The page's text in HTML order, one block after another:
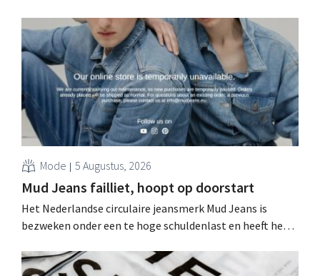
Kors, ondanks sterke resultaten van Jimmy Choo.
Mode 5 Augustus, 2026
Mud Jeans failliet, hoopt op doorstart
Het Nederlandse circulaire jeansmerk Mud Jeans is
bezweken onder een te hoge schuldenlast en heeft het
evenwel dat het verhaal hiermee niet eindigt.